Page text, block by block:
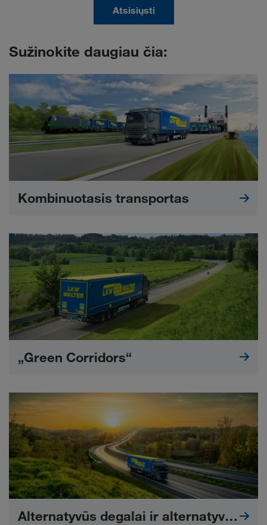
Atsisiųsti
Sužinokite daugiau čia:
Kombinuotasis transportas
„Green Corridors“
Alternatyvūs degalai ir alternatyvios pavaros sistemos